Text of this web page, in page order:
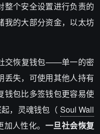
整个安全设置进行负责的
我的大部分资金，以太坊
交恢复钱包——单一的密
丢失，可使用其他人持有
钱包比多签钱包更容易使
，灵魂钱包（ Soul Wall
人性化。 一旦社会恢复